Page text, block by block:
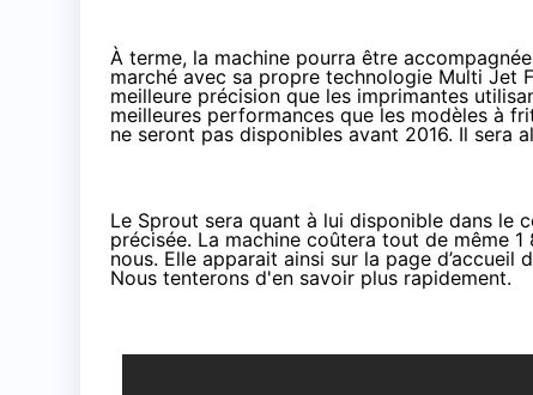
À terme, la machine pourra être
marché avec sa propre technologie Multi Jet
meilleure précision que les imprimantes
meilleures performances que les modèles à
ne seront pas disponibles avant 2016. Il sera
Le Sprout sera quant à lui disponible dans le
précisée. La machine coûtera tout de même
nous. Elle apparait ainsi sur la page
Nous tenterons d'en savoir plus rapidement.